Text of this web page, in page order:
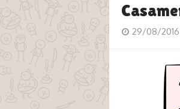
29/08/2016